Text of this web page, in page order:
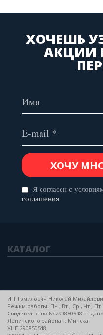
ХОЧЕШЬ
АКЦИИ
Я согласен с
соглашения
КАТАЛОГ
ИП Томилович Николай
Режим работы: Пн , Вт , Ср , Чт , Пт
Свидетельство № 290850548
Ленинского района г. Минска
УНП 290850548